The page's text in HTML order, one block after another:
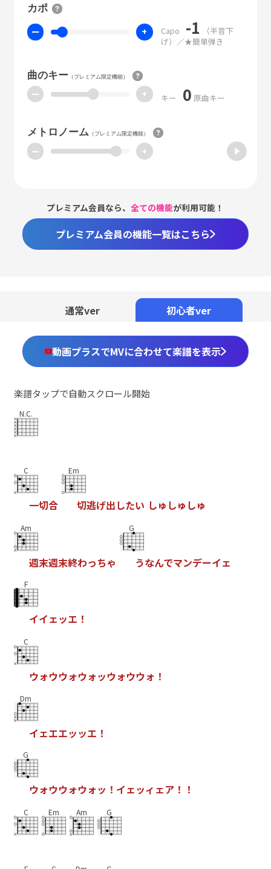
カポ
ー + Capo -1
（半音下
げ）／★簡単弾き
曲のキー（プレミアム限定機能）
ー + キー 0 原曲キー
メトロノーム（プレミアム限定機能）
ー +
プレミアム会員なら、全ての機能が利用可能！
プレミアム会員の機能一覧はこちら
通常ver 初心者ver
動画プラスでMVに合わせて楽譜を表示
楽譜タップで自動スクロール開始
N.C.
C
一切合
Em
切逃げ出したい しゅ しゅ しゅ
Am
週末週末終わっちゃ
G
うなんでマンデーイェ
F
イイェッエ ！
C
ウォウウォウォッウォウウォ ！
Dm
イェエエッッエ ！
G
ウォウウォウォッ ！ イェッィ ェア！ ！
C Em Am G